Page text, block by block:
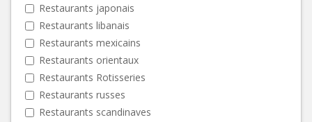
Restaurants japonais
Restaurants libanais
Restaurants mexicains
Restaurants orientaux
Restaurants Rotisseries
Restaurants russes
Restaurants scandinaves